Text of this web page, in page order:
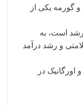
گورمه یکی از
رشد است، به
و رشد درآمد
اورگانیک در